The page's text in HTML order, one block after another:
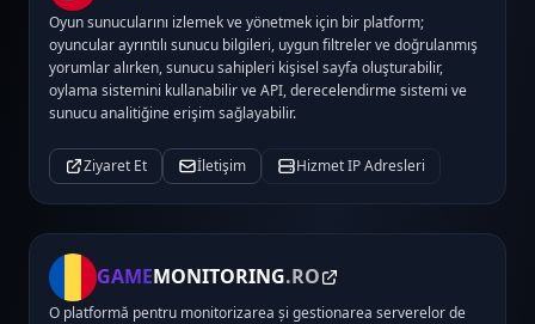
Oyun sunucularını izlemek ve yönetmek için bir platform;
oyuncular ayrıntılı sunucu bilgileri, uygun filtreler ve doğrulanmış
yorumlar alırken, sunucu sahipleri kişisel sayfa oluşturabilir,
oylama sistemini kullanabilir ve API, derecelendirme sistemi ve
sunucu analitiğine erişim sağlayabilir.
Ziyaret Et İletişim Hizmet IP Adresleri
GAMEMONITORING.RO
O platformă pentru monitorizarea și gestionarea serverelor de